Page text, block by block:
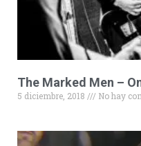
The Marked Men –
5 diciembre, 2018 No hay